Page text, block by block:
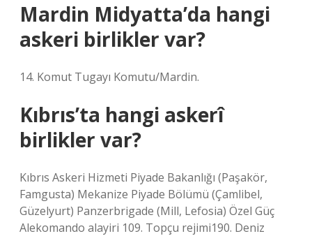
Mardin Midyatta’da hangi
askeri birlikler var?
14. Komut Tugayı Komutu/Mardin.
Kıbrıs’ta hangi askerî
birlikler var?
Kıbrıs Askeri Hizmeti Piyade Bakanlığı (Paşakör,
Famgusta) Mekanize Piyade Bölümü (Çamlibel,
Güzelyurt) Panzerbrigade (Mill, Lefosia) Özel Güç
Alekomando alayiri 109. Topçu rejimi190. Deniz